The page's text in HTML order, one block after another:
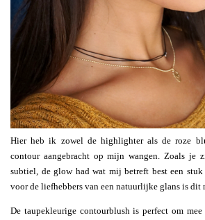
Hier heb ik zowel de highlighter als de roze
contour aangebracht op mijn wangen. Zoals je
subtiel, de glow had wat mij betreft best een
voor de liefhebbers van een natuurlijke glans is dit
De taupekleurige contourblush is perfect om